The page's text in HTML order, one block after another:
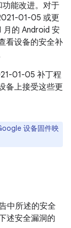
功能改进。对于
01-05 或更
月的 Android 安
看设备的安全补
01-05 补丁程
备上接受这些更
设备固件映
中所述的安全
述安全漏洞的